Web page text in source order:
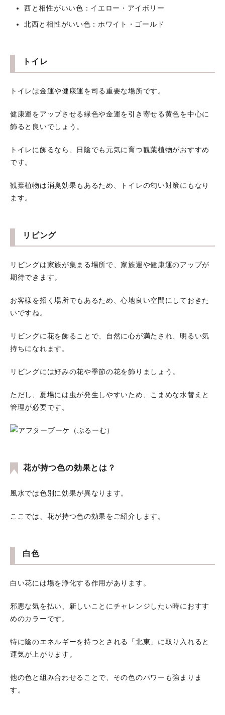
西と相性がいい色：イエロー・アイボリー
北西と相性がいい色：ホワイト・ゴールド
トイレ
トイレは金運や健康運を司る重要な場所です。
健康運をアップさせる緑色や金運を引き寄せる黄色を中心に
飾ると良いでしょう。
トイレに飾るなら、日陰でも元気に育つ観葉植物がおすすめ
です。
観葉植物は消臭効果もあるため、トイレの匂い対策にもなり
ます。
リビング
リビングは家族が集まる場所で、家族運や健康運のアップが
期待できます。
お客様を招く場所でもあるため、心地良い空間にしておきた
いですね。
リビングに花を飾ることで、自然に心が満たされ、明るい気
持ちになれます。
リビングには好みの花や季節の花を飾りましょう。
ただし、夏場には虫が発生しやすいため、こまめな水替えと
管理が必要です。
花が持つ色の効果とは？
風水では色別に効果が異なります。
ここでは、花が持つ色の効果をご紹介します。
白色
白い花には場を浄化する作用があります。
邪悪な気を払い、新しいことにチャレンジしたい時におすす
めのカラーです。
特に陰のエネルギーを持つとされる「北東」に取り入れると
運気が上がります。
他の色と組み合わせることで、その色のパワーも強まりま
す。